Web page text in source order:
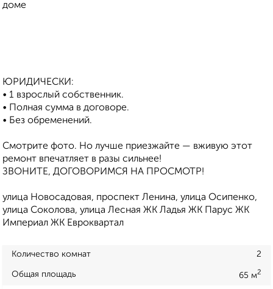
доме
ЮРИДИЧЕСКИ:
• 1 взрослый собственник.
• Полная сумма в договоре.
• Без обременений.
Смотрите фото. Но лучше приезжайте — вживую этот
ремонт впечатляет в разы сильнее!
ЗВОНИТЕ, ДОГОВОРИМСЯ НА ПРОСМОТР!
улица Новосадовая, проспект Ленина, улица Осипенко,
улица Соколова, улица Лесная ЖК Ладья ЖК Парус ЖК
Империал ЖК Евроквартал
Количество комнат 2
Общая площадь 65 м2